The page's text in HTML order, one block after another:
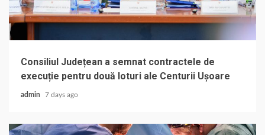
Consiliul Județean a semnat contractele de
execuție pentru două loturi ale Centurii Ușoare
admin 7 days ago